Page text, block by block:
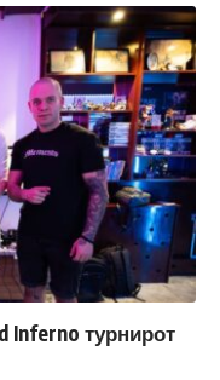
Inferno турнирот